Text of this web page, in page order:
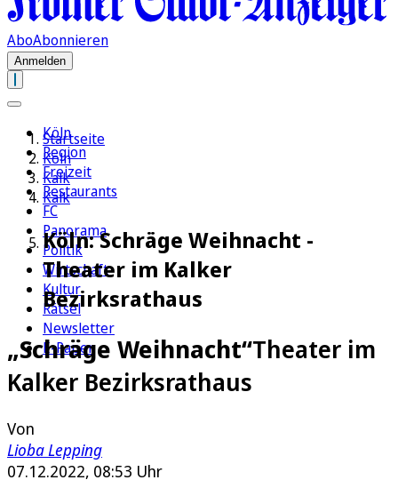
AboAbonnieren
Anmelden
Köln
Region
Freizeit
Restaurants
FC
Panorama
Politik
Wirtschaft
Kultur
Rätsel
Newsletter
E-Paper
Startseite
Köln
Kalk
Kalk
Köln: Schräge Weihnacht -
Theater im Kalker
Bezirksrathaus
„Schräge Weihnacht“Theater im
Kalker Bezirksrathaus
Von
Lioba Lepping
07.12.2022, 08:53 Uhr